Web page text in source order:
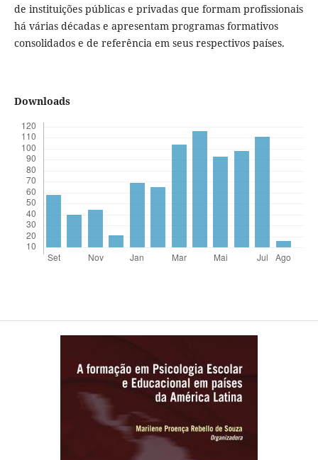
de instituições públicas e privadas que formam profissionais
há várias décadas e apresentam programas formativos
consolidados e de referência em seus respectivos países.
Downloads